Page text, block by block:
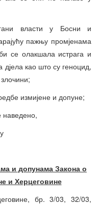
власти у Босни и
пажњу промјенама
се олакшала истрага и
дјела као што су геноцид,
измијене и допуне;
наведено,
и допунама Закона о
и Херцеговине
бр. 3/03, 32/03,